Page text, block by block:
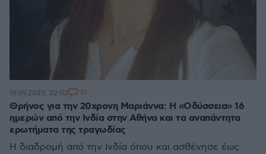
Θρήνος για την 20χρονη Μαριάννα: Η «Οδύσσεια» 16
ημερών από την Ινδία στην Αθήνα και τα αναπάντητα
ερωτήματα της τραγωδίας
Η διαδρομή από την Ινδία όπου και ασθένησε έως
19.09.2023, 22:02 61